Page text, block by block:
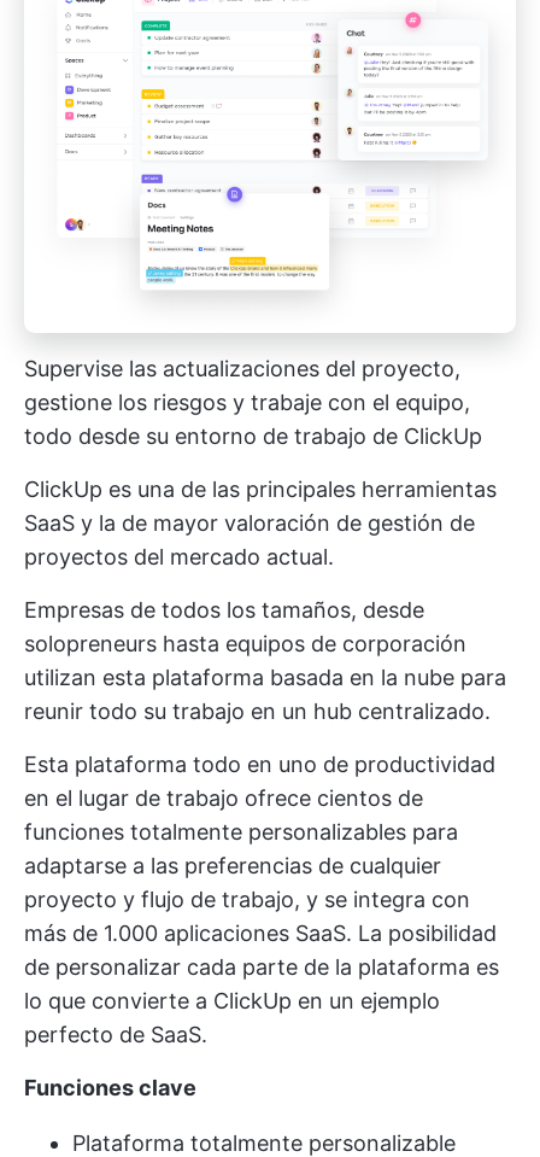
Supervise las actualizaciones del proyecto,
gestione los riesgos y trabaje con el equipo,
todo desde su entorno de trabajo de ClickUp
ClickUp es una de las principales herramientas
SaaS y la de mayor valoración de gestión de
proyectos del mercado actual.
Empresas de todos los tamaños, desde
solopreneurs hasta equipos de corporación
utilizan esta plataforma basada en la nube para
reunir todo su trabajo en un hub centralizado.
Esta plataforma todo en uno de productividad
en el lugar de trabajo ofrece cientos de
funciones totalmente personalizables para
adaptarse a las preferencias de cualquier
proyecto y flujo de trabajo, y se integra con
más de 1.000 aplicaciones SaaS. La posibilidad
de personalizar cada parte de la plataforma es
lo que convierte a ClickUp en un ejemplo
perfecto de SaaS.
Funciones clave
Plataforma totalmente personalizable